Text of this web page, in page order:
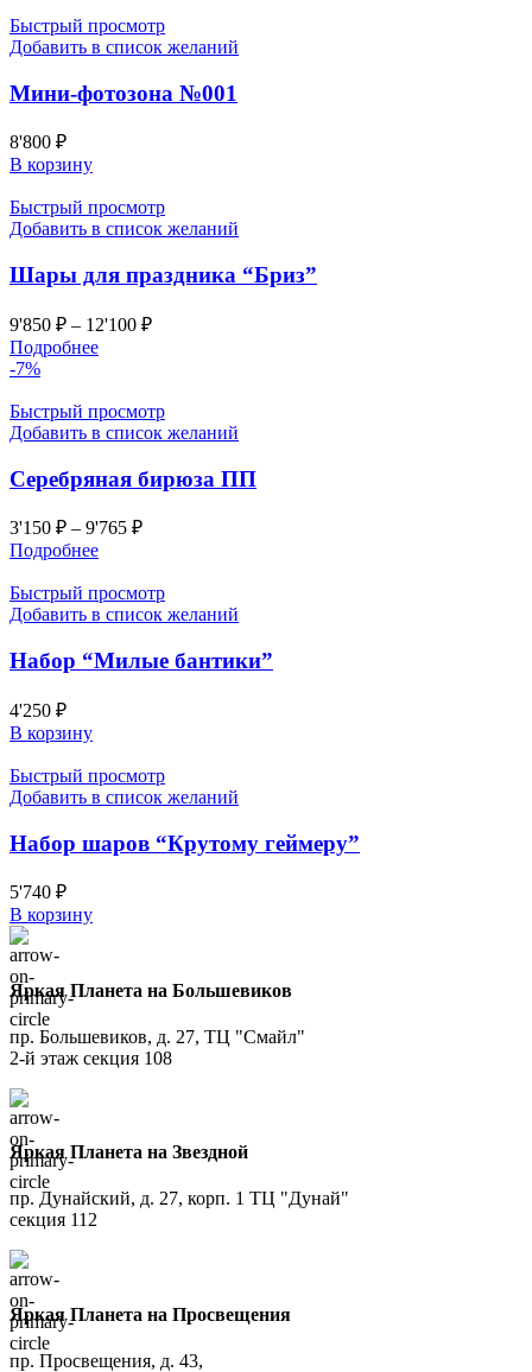
Быстрый просмотр
Добавить в список желаний
Мини-фотозона №001
8'800 ₽
В корзину
Быстрый просмотр
Добавить в список желаний
Шары для праздника “Бриз”
9'850 ₽ – 12'100 ₽
Подробнее
-7%
Быстрый просмотр
Добавить в список желаний
Серебряная бирюза ПП
3'150 ₽ – 9'765 ₽
Подробнее
Быстрый просмотр
Добавить в список желаний
Набор “Милые бантики”
4'250 ₽
В корзину
Быстрый просмотр
Добавить в список желаний
Набор шаров “Крутому геймеру”
5'740 ₽
В корзину
Яркая Планета на Большевиков
пр. Большевиков, д. 27, ТЦ "Смайл"
2-й этаж секция 108
Яркая Планета на Звездной
пр. Дунайский, д. 27, корп. 1 ТЦ "Дунай"
секция 112
Яркая Планета на Просвещения
пр. Просвещения, д. 43,